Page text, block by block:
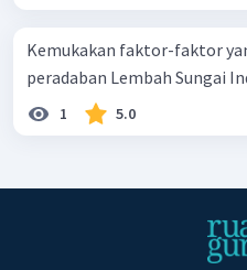
Kemukakan faktor-faktor
peradaban Lembah Sungai
1 5.0